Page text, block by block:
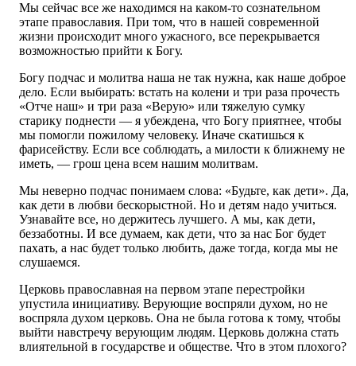
Мы сейчас все же находимся на каком-то сознательном
этапе православия. При том, что в нашей современной
жизни происходит много ужасного, все перекрывается
возможностью прийти к Богу.
Богу подчас и молитва наша не так нужна, как наше доброе
дело. Если выбирать: встать на колени и три раза прочесть
«Отче наш» и три раза «Верую» или тяжелую сумку
старику поднести — я убеждена, что Богу приятнее, чтобы
мы помогли пожилому человеку. Иначе скатишься к
фарисейству. Если все соблюдать, а милости к ближнему не
иметь, — грош цена всем нашим молитвам.
Мы неверно подчас понимаем слова: «Будьте, как дети». Да,
как дети в любви бескорыстной. Но и детям надо учиться.
Узнавайте все, но держитесь лучшего. А мы, как дети,
беззаботны. И все думаем, как дети, что за нас Бог будет
пахать, а нас будет только любить, даже тогда, когда мы не
слушаемся.
Церковь православная на первом этапе перестройки
упустила инициативу. Верующие воспряли духом, но не
воспряла духом церковь. Она не была готова к тому, чтобы
выйти навстречу верующим людям. Церковь должна стать
влиятельной в государстве и обществе. Что в этом плохого?